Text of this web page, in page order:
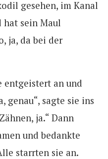
gesehen, im Kanal
hat sein Maul
ja, da bei der
entgeistert an und
genau“, sagte sie ins
ja.“ Dann
und bedankte
starrten sie an.